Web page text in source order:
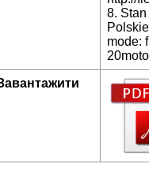
8.
mode: